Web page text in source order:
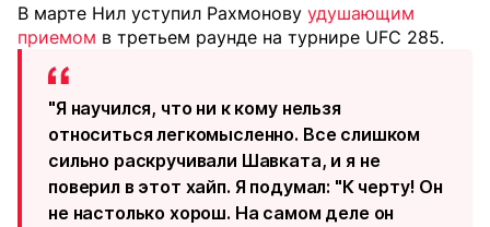
В марте Нил уступил Рахмонову удушающим
приемом в третьем раунде на турнире UFC 285.
"Я научился, что ни к кому нельзя
относиться легкомысленно. Все слишком
сильно раскручивали Шавката, и я не
поверил в этот хайп. Я подумал: "К черту! Он
не настолько хорош. На самом деле он